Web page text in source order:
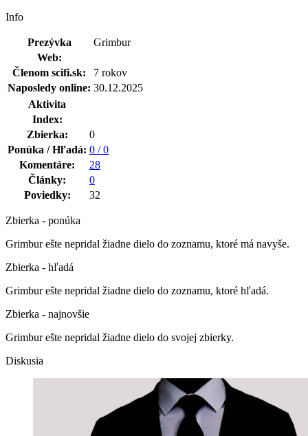
Info
Prezývka
Grimbur
Web:
Členom scifi.sk:
7 rokov
Naposledy online: 30.12.2025
Aktivita
Index:
Zbierka:
0
Ponúka / Hľadá: 0 / 0
Komentáre:
28
Články:
0
Poviedky:
32
Zbierka - ponúka
Grimbur ešte nepridal žiadne dielo do zoznamu, ktoré má navyše.
Zbierka - hľadá
Grimbur ešte nepridal žiadne dielo do zoznamu, ktoré hľadá.
Zbierka - najnovšie
Grimbur ešte nepridal žiadne dielo do svojej zbierky.
Diskusia